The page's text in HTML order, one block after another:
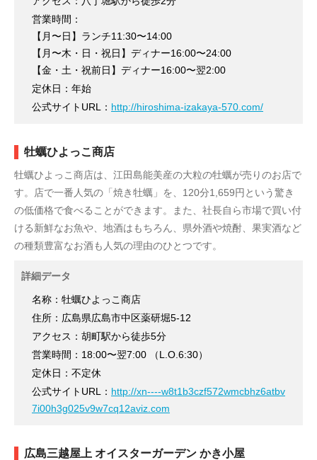
営業時間：
【月〜日】ランチ11:30〜14:00
【月〜木・日・祝日】ディナー16:00〜24:00
【金・土・祝前日】ディナー16:00〜翌2:00
定休日：年始
公式サイトURL： http://hiroshima-izakaya-570.com/
牡蠣ひよっこ商店
牡蠣ひよっこ商店は、江田島能美産の大粒の牡蠣が売りのお店で
す。店で一番人気の「焼き牡蠣」を、120分1,659円という驚き
の低価格で食べることができます。また、社長自ら市場で買い付
ける新鮮なお魚や、地酒はもちろん、県外酒や焼酎、果実酒など
の種類豊富なお酒も人気の理由のひとつです。
詳細データ
名称：牡蠣ひよっこ商店
住所：広島県広島市中区薬研堀5-12
アクセス：胡町駅から徒歩5分
営業時間：18:00〜翌7:00 （L.O.6:30）
定休日：不定休
公式サイトURL： http://xn----w8t1b3czf572wmcbhz6atbv
7i00h3g025v9w7cq12aviz.com
広島三越屋上 オイスターガーデン かき小屋